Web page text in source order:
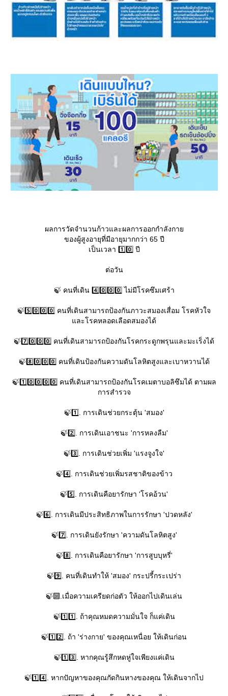
ผลการวัดจำนวนก้าวและผลการออกกำลังกา
ของผู้สูงอายุที่มีอายุมากกว่า 65 ปี
เป็นเวลา 1️⃣0️⃣ ปี
ต่อวัน
🍃 คนที่เดิน 4️⃣0️⃣0️⃣0️⃣ ไม่มีโรคซึมเศร้า
🍃5️⃣0️⃣0️⃣0️⃣ คนที่เดินสามารถป้องกันภาวะสมองเสื่อม โรคหัวใจ
ละโรคหลอดเลือดสมองได้
🍃7️⃣0️⃣0️⃣0️⃣ คนที่เดินสามารถป้องกันโรคกระดูกพรุนและมะเร็งได้
🍃8️⃣0️⃣0️⃣0️⃣ คนที่เดินป้องกันความดันโลหิตสูงและเบาหวานได้
🍃1️⃣0️⃣0️⃣0️⃣0️⃣ คนที่เดินสามารถป้องกันโรคเมตาบอลิซึมได้ ตามผล
การสำรวจ
🍃1️⃣. การเดินช่วยกระตุ้น 'สมอง'
🍃2️⃣. การเดินเอาชนะ 'การหลงลืม'
🍃3️⃣. การเดินช่วยเพิ่ม 'แรงจูงใจ'
🍃4️⃣. การเดินช่วยเพิ่มรสชาติของข้าว
🍃5️⃣. การเดินคือยารักษา 'โรคอ้วน'
🍃6️⃣. การเดินมีประสิทธิภาพในการรักษา 'ปวดหลัง'
🍃7️⃣. การเดินยังรักษา 'ความดันโลหิตสูง'
🍃8️⃣. การเดินคือยารักษา 'การสูบบุหรี่'
🍃9️⃣. คนที่เดินทำให้ 'สมอง' กระปรี้กระเปร่า
🍃🔟.เมื่อความเครียดก่อตัว ให้ออกไปเดินเล่น
🍃1️⃣1️⃣. ถ้าคุณหมดความมั่นใจ ก็แค่เดิน
🍃1️⃣2️⃣. ถ้า 'ร่างกาย' ของคุณเหนื่อย ให้เดินก่อน
🍃1️⃣3️⃣. หากคุณรู้สึกหดหู่ใจเพียงแค่เดิน
🍃1️⃣4️⃣. หากปัญหาของคุณกัดกินหางของคุณ ให้เดินจากไป